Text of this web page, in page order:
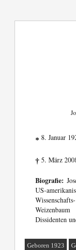
* 8. Januar
† 5. März
Biografie:
US-
Dissidenten
Geboren 1923